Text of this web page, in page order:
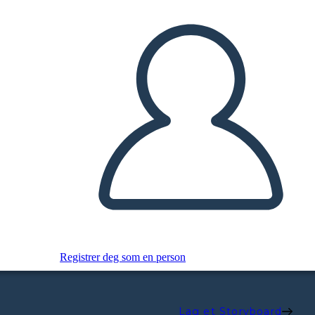
Registrer deg som en person
Lag et Storyboard